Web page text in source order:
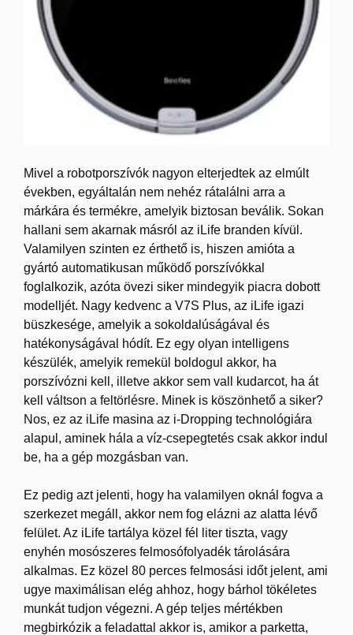
Mivel a robotporszívók nagyon elterjedtek az elmúlt
években, egyáltalán nem nehéz rátalálni arra a
márkára és termékre, amelyik biztosan beválik. Sokan
hallani sem akarnak másról az iLife branden kívül.
Valamilyen szinten ez érthető is, hiszen amióta a
gyártó automatikusan működő porszívókkal
foglalkozik, azóta övezi siker mindegyik piacra dobott
modelljét. Nagy kedvenc a V7S Plus, az iLife igazi
büszkesége, amelyik a sokoldalúságával és
hatékonyságával hódít. Ez egy olyan intelligens
készülék, amelyik remekül boldogul akkor, ha
porszívózni kell, illetve akkor sem vall kudarcot, ha át
kell váltson a feltörlésre. Minek is köszönhető a siker?
Nos, ez az iLife masina az i-Dropping technológiára
alapul, aminek hála a víz-csepegtetés csak akkor indul
be, ha a gép mozgásban van.
Ez pedig azt jelenti, hogy ha valamilyen oknál fogva a
szerkezet megáll, akkor nem fog elázni az alatta lévő
felület. Az iLife tartálya közel fél liter tiszta, vagy
enyhén mosószeres felmosófolyadék tárolására
alkalmas. Ez közel 80 perces felmosási időt jelent, ami
ugye maximálisan elég ahhoz, hogy bárhol tökéletes
munkát tudjon végezni. A gép teljes mértékben
megbirkózik a feladattal akkor is, amikor a parketta,